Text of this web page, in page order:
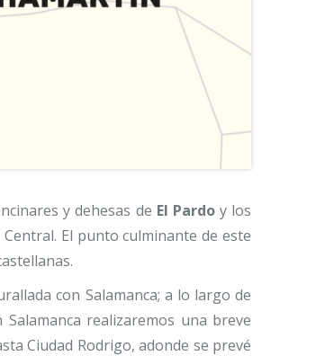
y dehesas de El Pardoy los
El punto culminante de este
con Salamanca; a lo largo de
realizaremos una breve
Ciudad Rodrigo, adonde se prevé